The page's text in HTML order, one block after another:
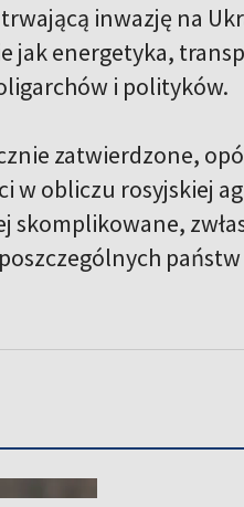
inwazję na
jak energetyka,
i polityków.
zatwierdzone,
obliczu rosyjskiej
skomplikowane,
państw